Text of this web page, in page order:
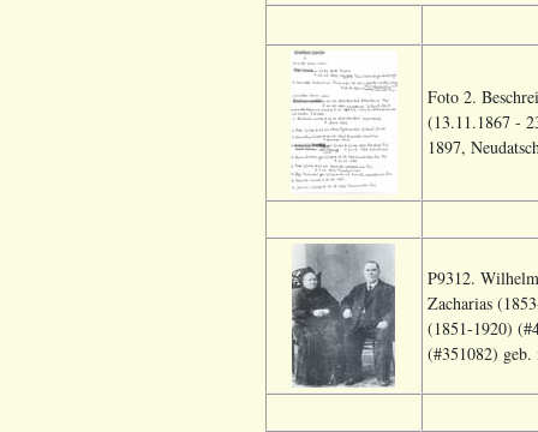
Foto 2.
(13.11.1867 -
1897,
P9312.
Zacharias
(1851-1920)
(#351082)